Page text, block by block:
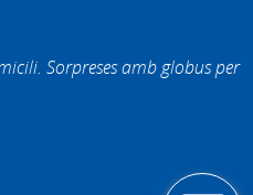
Sorpreses amb globus per